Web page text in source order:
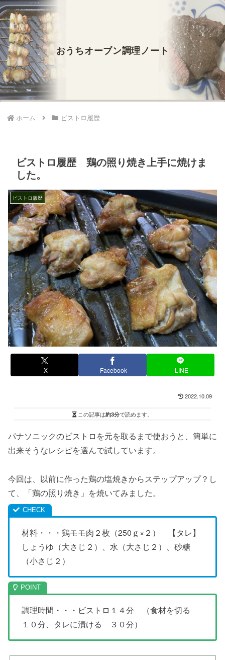
おうちオーブン調理ノート
ホーム ビストロ履歴
ビストロ履歴 鶏の照り焼き上手に焼けま
した。
ビストロ履歴
X Facebook LINE
2022.10.09
この記事は約3分で読めます。
パナソニックのビストロを元を取るまで使おうと、簡単に
出来そうなレシピを選んで試しています。
今回は、以前に作った鶏の塩焼きからステップアップ？し
て、「鶏の照り焼き」を焼いてみました。
材料・・・鶏モモ肉２枚（250ｇ×２） 【タレ】
しょうゆ（大さじ２）、水（大さじ２）、砂糖
（小さじ２）
調理時間・・・ビストロ１４分 （食材を切る
１０分、タレに漬ける ３０分）